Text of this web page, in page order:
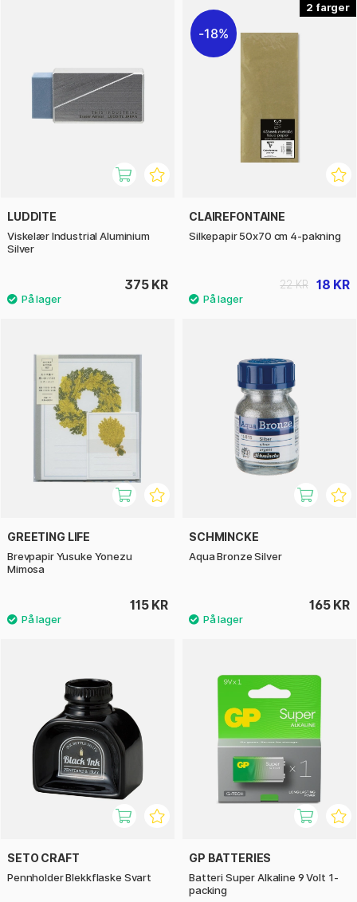
LUDDITE
Viskelær Industrial Aluminium
Silver
375 KR
2
18%
CLAIREFONTAINE
Silkepapir 50x70 cm 4-pakning
18 KR
22 KR
GREETING LIFE
Brevpapir Yusuke Yonezu
Mimosa
115 KR
SCHMINCKE
Aqua Bronze Silver
165 KR
SETO CRAFT
Pennholder Blekkflaske Svart
GP BATTERIES
Batteri Super Alkaline 9 Volt 1-
packing